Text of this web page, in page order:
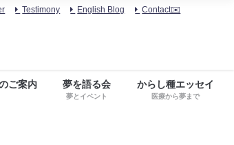
Testimony English Blog Contact✉️
ご案内 夢を語る会
夢とイベント
からし種エッセイ
医療から夢まで